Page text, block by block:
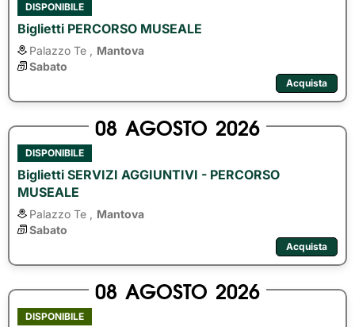
DISPONIBILE
Biglietti PERCORSO MUSEALE
Palazzo Te ,
Mantova
Sabato
Acquista
08 AGOSTO 2026
DISPONIBILE
Biglietti SERVIZI AGGIUNTIVI - PERCORSO
MUSEALE
Palazzo Te ,
Mantova
Sabato
Acquista
08 AGOSTO 2026
DISPONIBILE